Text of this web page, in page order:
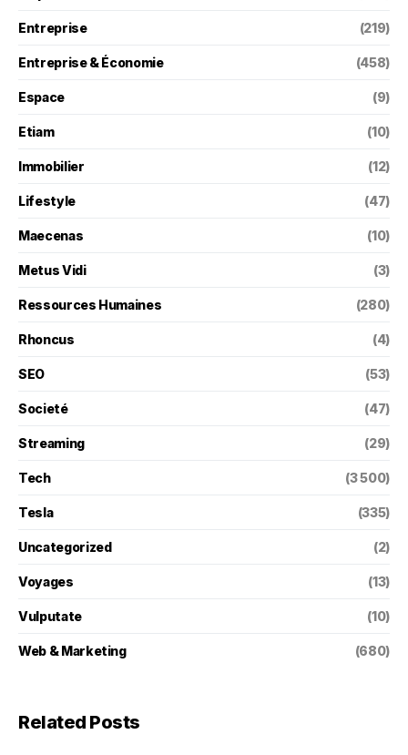
Entreprise (219)
Entreprise & Économie (458)
Espace (9)
Etiam (10)
Immobilier (12)
Lifestyle (47)
Maecenas (10)
Metus Vidi (3)
Ressources Humaines (280)
Rhoncus (4)
SEO (53)
Societé (47)
Streaming (29)
Tech (3 500)
Tesla (335)
Uncategorized (2)
Voyages (13)
Vulputate (10)
Web & Marketing (680)
Related Posts